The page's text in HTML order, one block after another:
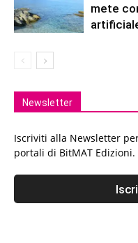
mete
Newsletter
Iscriviti alla Newsletter
portali di BitMAT Edizioni.